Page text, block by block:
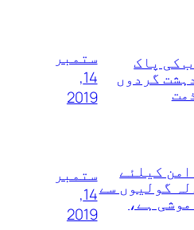
کی پاک
گردوں
ستمبر
14,
2019
کیلئے
گولیوں سے
ہے،
ستمبر
14,
2019